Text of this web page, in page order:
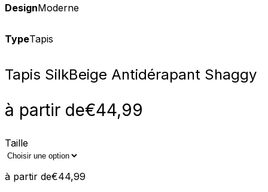
DesignModerne
TypeTapis
Tapis SilkBeige Antidérapant Shaggy
à partir de€44,99
Taille
à partir de€44,99